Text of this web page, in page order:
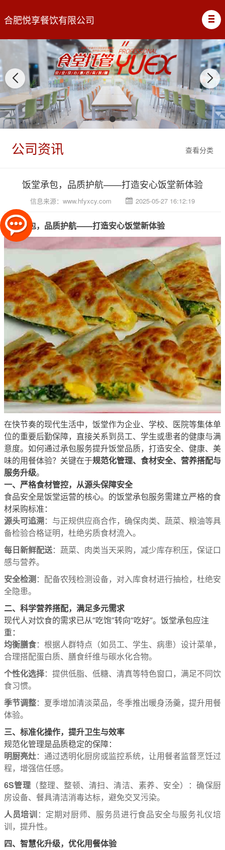
合肥悦享餐饮有限公司
查看分类
公司资讯
饭堂承包，品质护航——打造安心饭堂新体验
信息来源： www.hfyxcy.com 2025-05-27 16:12:19
饭堂承包，品质护航——打造安心饭堂新体验
在快节奏的现代生活中，饭堂作为企业、学校、医院等集体单
位的重要后勤保障，直接关系到员工、学生或患者的健康与满
意度。如何通过承包服务提升饭堂品质，打造安全、健康、美
味的用餐体验？关键在于规范化管理、食材安全、营养搭配与
服务升级。
一、严格食材管控，从源头保障安全
食品安全是饭堂运营的核心。的饭堂承包服务需建立严格的食
材采购标准：
源头可追溯：与正规供应商合作，确保肉类、蔬菜、粮油等具
备检验合格证明，杜绝劣质食材流入。
每日新鲜配送：蔬菜、肉类当天采购，减少库存积压，保证口
感与营养。
安全检测：配备农残检测设备，对入库食材进行抽检，杜绝安
全隐患。
二、科学营养搭配，满足多元需求
现代人对饮食的需求已从“吃饱”转向“吃好”。饭堂承包应注
重：
均衡膳食：根据人群特点（如员工、学生、病患）设计菜单，
合理搭配蛋白质、膳食纤维与碳水化合物。
个性化选择：提供低脂、低糖、清真等特色窗口，满足不同饮
食习惯。
季节调整：夏季增加清淡菜品，冬季推出暖身汤羹，提升用餐
体验。
三、标准化操作，提升卫生与效率
规范化管理是品质稳定的保障：
明厨亮灶：通过透明化厨房或监控系统，让用餐者监督烹饪过
程，增强信任感。
6S管理 （整理、整顿、清扫、清洁、素养、安全）：确保厨
房设备、餐具清洁消毒达标，避免交叉污染。
人员培训：定期对厨师、服务员进行食品安全与服务礼仪培
训，提升性。
四、智慧化升级，优化用餐体验